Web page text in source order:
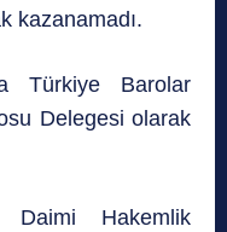
kazanamadı.
Türkiye Barolar
Delegesi olarak
Daimi Hakemlik